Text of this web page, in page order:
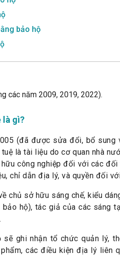
bảo hộ
các năm 2009, 2019, 2022).
là gì?
(đã được sửa đổi, bổ sung
là tài liệu do cơ quan nhà
công nghiệp đối với các
chỉ dẫn địa lý, và quyền đối
chủ sở hữu sáng chế, kiểu
hộ), tác giả của các sáng
ghi nhận tổ chức quản lý,
các điều kiện địa lý liên